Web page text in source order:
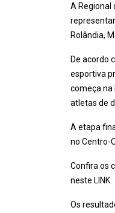
A Regional
Rolândia,
De acordo
esportiva
começa na
atletas de
A etapa
no Centro-
Confira os
neste LINK.
Os